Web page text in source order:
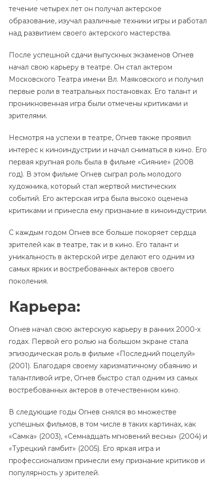
течение четырех лет он получал актерское
образование, изучал различные техники игры и работал
над развитием своего актерского мастерства.
После успешной сдачи выпускных экзаменов Огнев
начал свою карьеру в театре. Он стал актером
Московского Театра имени Вл. Маяковского и получил
первые роли в театральных постановках. Его талант и
проникновенная игра были отмечены критиками и
зрителями.
Несмотря на успехи в театре, Огнев также проявил
интерес к киноиндустрии и начал сниматься в кино. Его
первая крупная роль была в фильме «Сияние» (2008
год). В этом фильме Огнев сыграл роль молодого
художника, который стал жертвой мистических
событий. Его актерская игра была высоко оценена
критиками и принесла ему признание в киноиндустрии.
С каждым годом Огнев все больше покоряет сердца
зрителей как в театре, так и в кино. Его талант и
уникальность в актерской игре делают его одним из
самых ярких и востребованных актеров своего
поколения.
Карьера:
Огнев начал свою актерскую карьеру в ранних 2000-х
годах. Первой его ролью на большом экране стала
эпизодическая роль в фильме «Последний поцелуй»
(2001). Благодаря своему харизматичному обаянию и
талантливой игре, Огнев быстро стал одним из самых
востребованных актеров в отечественном кино.
В следующие годы Огнев снялся во множестве
успешных фильмов, в том числе в таких картинах, как
«Самка» (2003), «Семнадцать мгновений весны» (2004) и
«Турецкий гамбит» (2005). Его яркая игра и
профессионализм принесли ему признание критиков и
популярность у зрителей.